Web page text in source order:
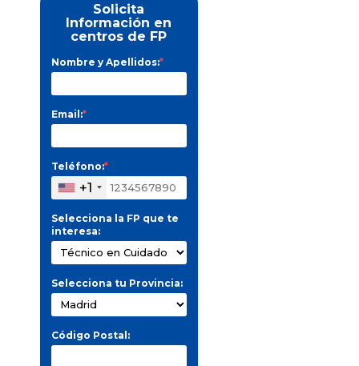
Solicita
Información en
centros de FP
Nombre y Apellidos:*
Email:*
Teléfono:*
+1
Selecciona la FP que te
interesa:
Selecciona tu Provincia:
Código Postal: